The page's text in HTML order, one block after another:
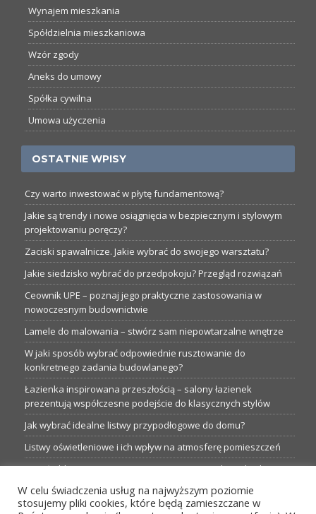
Wynajem mieszkania
Spółdzielnia mieszkaniowa
Wzór zgody
Aneks do umowy
Spółka cywilna
Umowa użyczenia
OSTATNIE WPISY
Czy warto inwestować w płytę fundamentową?
Jakie są trendy i nowe osiągnięcia w bezpiecznym i stylowym
projektowaniu poręczy?
Zaciski spawalnicze. Jakie wybrać do swojego warsztatu?
Jakie siedzisko wybrać do przedpokoju? Przegląd rozwiązań
Ceownik UPE – poznaj jego praktyczne zastosowania w
nowoczesnym budownictwie
Lamele do malowania – stwórz sam niepowtarzalne wnętrze
W jaki sposób wybrać odpowiednie rusztowanie do
konkretnego zadania budowlanego?
Łazienka inspirowana przeszłością – salony łazienek
prezentują współczesne podejście do klasycznych stylów
Jak wybrać idealne listwy przypodłogowe do domu?
Listwy oświetleniowe i ich wpływ na atmosferę pomieszczeń
Garaże blaszane: Nieocenione magazyny podczas budowy
Profesjonalne hurtownie dla każdego budowlańca i instalatora
W celu świadczenia usług na najwyższym poziomie
stosujemy pliki cookies, które będą zamieszczane w